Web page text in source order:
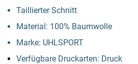
Taillierter Schnitt
Material: 100% Baumwolle
Marke: UHLSPORT
Verfügbare Druckarten: Druck